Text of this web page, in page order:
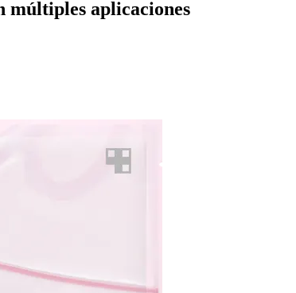
múltiples aplicaciones